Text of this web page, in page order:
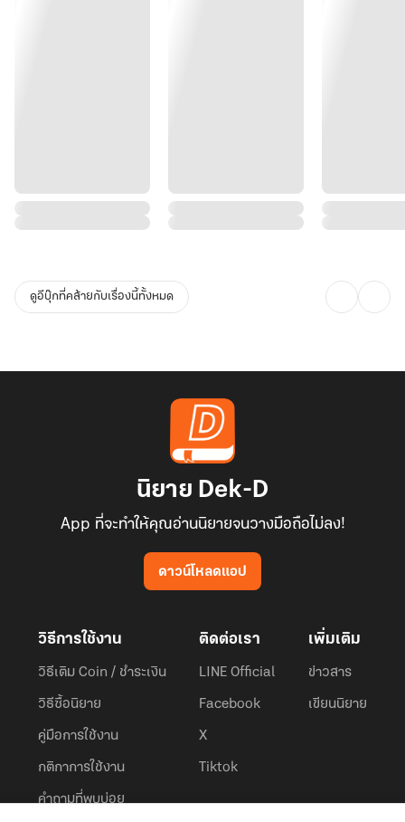
ดูอีบุ๊กที่คล้ายกับเรื่องนี้ทั้งหมด
นิยาย Dek-D
App ที่จะทำให้คุณอ่านนิยายจนวางมือถือไม่ลง!
ดาวน์โหลดแอป
วิธีการใช้งาน
วิธีเติม Coin / ชำระเงิน
วิธีซื้อนิยาย
คู่มือการใช้งาน
กติกาการใช้งาน
คำถามที่พบบ่อย
ติดต่อเรา
LINE Official
Facebook
X
Tiktok
เพิ่มเติม
ข่าวสาร
เขียนนิยาย